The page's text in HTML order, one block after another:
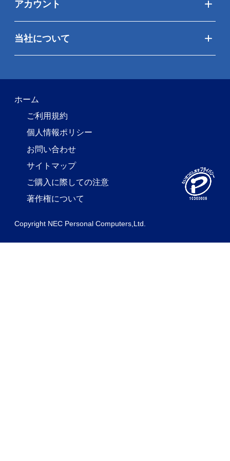
アカウント
当社について
ホーム
ご利用規約
個人情報ポリシー
お問い合わせ
サイトマップ
ご購入に際しての注意
著作権について
Copyright NEC Personal Computers,Ltd.